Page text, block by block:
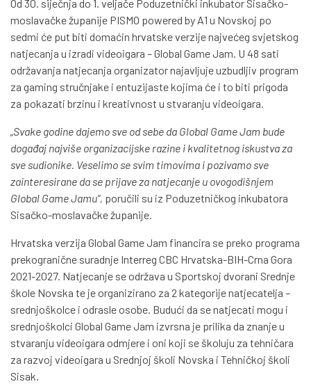
Od 30. siječnja do 1. veljače Poduzetnički inkubator Sisačko-
moslavačke županije PISMO powered by A1 u Novskoj po
sedmi će put biti domaćin hrvatske verzije najvećeg svjetskog
natjecanja u izradi videoigara – Global Game Jam. U 48 sati
održavanja natjecanja organizator najavljuje uzbudljiv program
za gaming stručnjake i entuzijaste kojima će i to biti prigoda
za pokazati brzinu i kreativnost u stvaranju videoigara.
„Svake godine dajemo sve od sebe da Global Game Jam bude
događaj najviše organizacijske razine i kvalitetnog iskustva za
sve sudionike. Veselimo se svim timovima i pozivamo sve
zainteresirane da se prijave za natjecanje u ovogodišnjem
Global Game Jamu“, poručili su iz Poduzetničkog inkubatora
Sisačko-moslavačke županije.
Hrvatska verzija Global Game Jam financira se preko programa
prekogranične suradnje Interreg CBC Hrvatska-BIH-Crna Gora
2021-2027. Natjecanje se održava u Sportskoj dvorani Srednje
škole Novska te je organizirano za 2 kategorije natjecatelja –
srednjoškolce i odrasle osobe. Budući da se natjecati mogu i
srednjoškolci Global Game Jam izvrsna je prilika da znanje u
stvaranju videoigara odmjere i oni koji se školuju za tehničara
za razvoj videoigara u Srednjoj školi Novska i Tehničkoj školi
Sisak.